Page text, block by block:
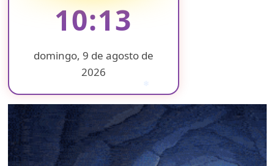
10:13
domingo, 9 de agosto de
2026
❄
❄
❄
❄
❄
❄